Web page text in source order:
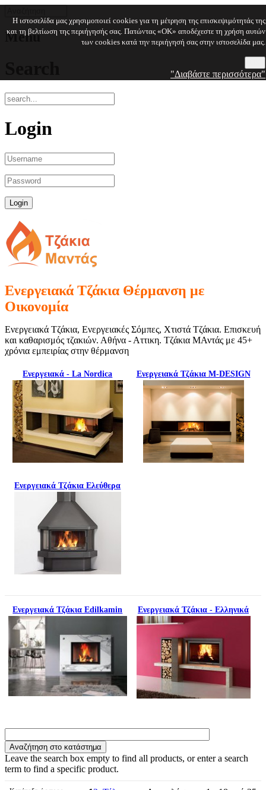
Η ιστοσελίδα μας χρησιμοποιεί cookies για τη μέτρηση της επισκεψιμότητάς της
και τη βελτίωση της περιήγησής σας. Πατώντας «OK» αποδέχεστε τη χρήση αυτών
των cookies κατά την περιήγησή σας στην ιστοσελίδα μας.
"Διαβάστε περισσότερα"
Menu
Login
Ενεργειακά Τζάκια Θέρμανση με
Οικονομία
Ενεργειακά Τζάκια, Ενεργειακές Σόμπες, Χτιστά Τζάκια. Επισκευή
και καθαρισμός τζακιών. Αθήνα - Αττικη. Τζάκια ΜΑντάς με 45+
χρόνια εμπειρίας στην θέρμανση
Ενεργειακά - La Nordica Ενεργειακά Τζάκια M-DESIGN
Ενεργειακά Τζάκια Ελεύθερα
Ενεργειακά Τζάκια Εdilkamin Ενεργειακά Τζάκια - Ελληνικά
Leave the search box empty to find all products, or enter a search
term to find a specific product.